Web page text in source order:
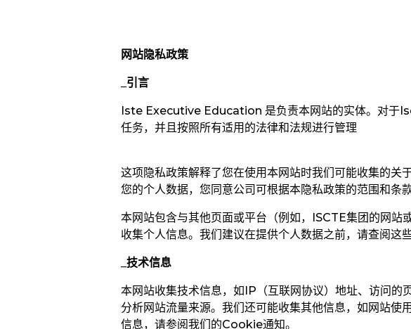
网站隐私政策
引言
Iste Executive Education 是负责本网站的实体。对
任务，并且按照所有适用的法律和法规进行管理
这项隐私政策解释了您在使用本网站时我们可能收集的
您的个人数据，您同意公司可根据本隐私政策的范围和条
本网站包含与其他页面或平台（例如，ISCTE集团的网站
收集个人信息。我们建议在提供个人数据之前，请查阅这
技术信息
本网站收集技术信息，如IP （互联网协议）地址、访问的
分析网站流量来源。我们还可能收集其他信息，如网站
信息，请参阅我们的Cookie通知。